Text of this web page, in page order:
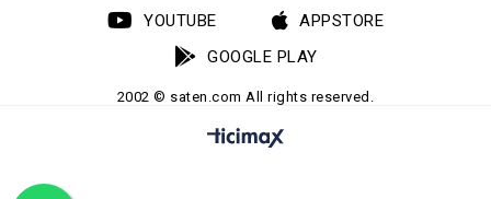
YOUTUBE
APPSTORE
GOOGLE PLAY
2002 © saten.com All rights reserved.